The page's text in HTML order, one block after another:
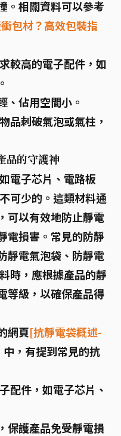
。相關資料可以參考
包材？高效包裝指
較高的電子配件，如
、佔用空間小。
品刺破氣泡或氣柱，
品的守護神
電子芯片、電路板
可少的。這類材料通
可以有效地防止靜電
電損害。常見的防靜
靜電氣泡袋 、 防靜電
時，應根據產品的靜
等級，以確保產品得
網頁[抗靜電袋概述-
中，有提到常見的抗
配件，如電子芯片、
保護產品免受靜電損